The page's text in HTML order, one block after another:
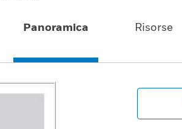
Panoramica Risorse